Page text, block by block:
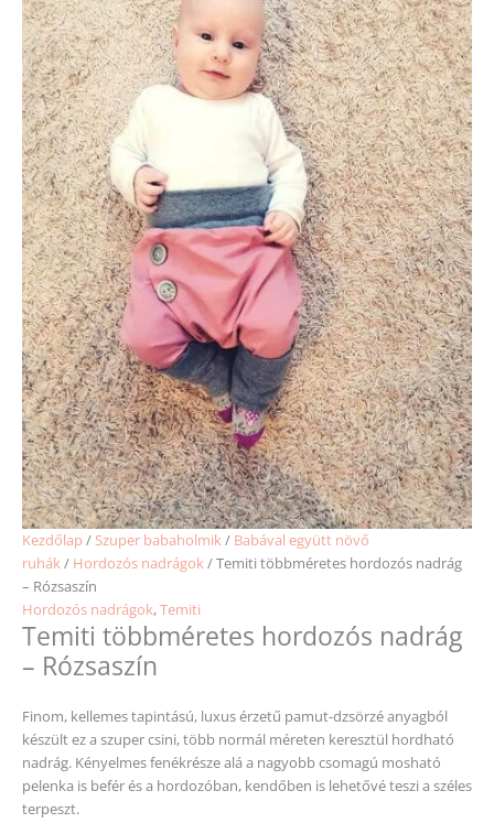
Kezdőlap / Szuper babaholmik/ Babával együtt növő
ruhák/ Hordozós nadrágok/ Temiti többméretes hordozós nadrág
– Rózsaszín
Hordozós nadrágok,Temiti
Temiti többméretes hordozós nadrág
– Rózsaszín
Finom, kellemes tapintású, luxus érzetű pamut-dzsörzé anyagból
készült ez a szuper csini, több normál méreten keresztül hordható
nadrág. Kényelmes fenékrésze alá a nagyobb csomagú mosható
pelenka is befér és a hordozóban, kendőben is lehetővé teszi a széles
terpeszt.